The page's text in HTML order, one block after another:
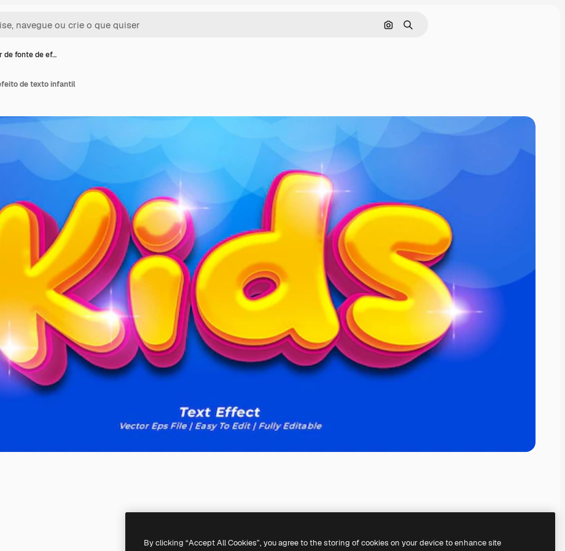
Pesquisar por imagem
Buscar
de fonte de ef…
de texto infantil
By clicking “Accept All Cookies”, you agree to the storing of cookies on your device to enhance site